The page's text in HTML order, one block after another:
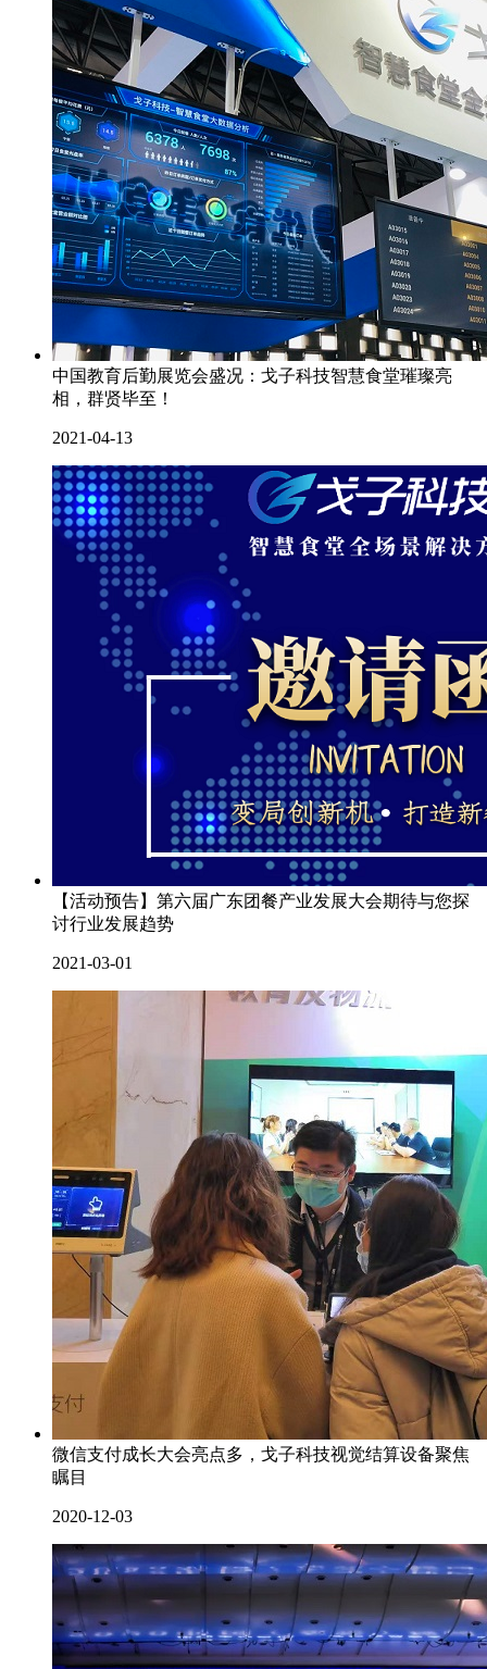
中国教育后勤展览会盛况：戈子科技智慧食堂璀璨亮
相，群贤毕至！
2021-04-13
【活动预告】第六届广东团餐产业发展大会期待与您探
讨行业发展趋势
2021-03-01
微信支付成长大会亮点多，戈子科技视觉结算设备聚焦
瞩目
2020-12-03